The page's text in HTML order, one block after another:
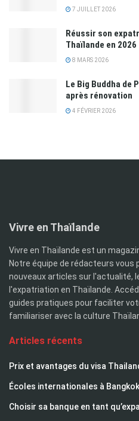
7 JUILLET 2026
Réussir son
Thaïlande en 2026
8 MARS 2026
Le Big Buddha de
après rénovation
4 FÉVRIER 2026
Vivre en Thaïlande
Vivre en Thaïlande est un
Notre équipe de rédacteurs vous
nouveaux articles sur l'actualité,
l'expatriation en Thaïlande.
guides pratiques pour faciliter
familiariser avec la culture
Articles récents
Prix et avantages du visa
Écoles internationales à
Choisir sa banque en tant